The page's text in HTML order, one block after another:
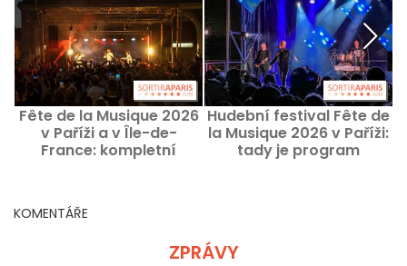
Fête de la Musique 2026
v Paříži a v Île-de-
France: kompletní
Hudební festival Fête de
la Musique 2026 v Paříži:
tady je program
KOMENTÁŘE
ZPRÁVY